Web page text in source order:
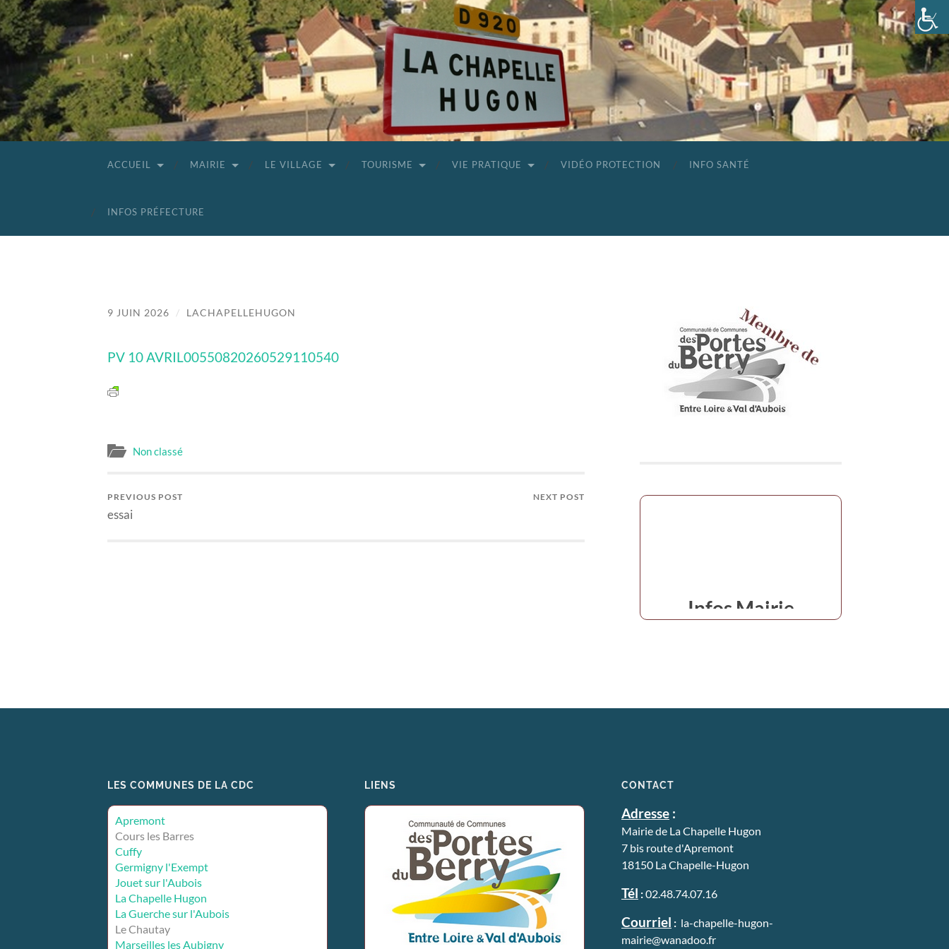
ACCUEIL MAIRIE LE VILLAGE TOURISME VIE PRATIQUE VIDÉO PROTECTION INFO SANTÉ
INFOS PRÉFECTURE
9 JUIN 2026 / LACHAPELLEHUGON
PV 10 AVRIL00550820260529110540
Non classé
PREVIOUS POST
essai
NEXT POST
06 88 77 28 70
06 62 51 81 90
LES COMMUNES DE LA CDC
Apremont
Cours les Barres
Cuffy
Germigny l'Exempt
Jouet sur l'Aubois
La Chapelle Hugon
La Guerche sur l'Aubois
Le Chautay
Marseilles les Aubigny
LIENS CONTACT
Adresse :
Mairie de La Chapelle Hugon
7 bis route d'Apremont
18150 La Chapelle-Hugon
Tél :02.48.74.07.16
Courriel : la-chapelle-hugon-
mairie@wanadoo.fr